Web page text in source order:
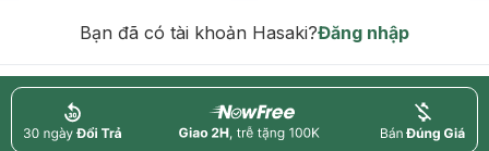
Bạn đã có tài khoản Hasaki?Đăng nhập